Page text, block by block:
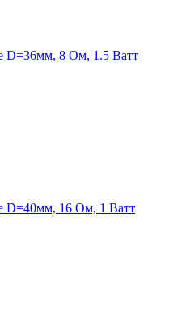
D=36мм, 8 Ом, 1.5 Ватт
D=40мм, 16 Ом, 1 Ватт